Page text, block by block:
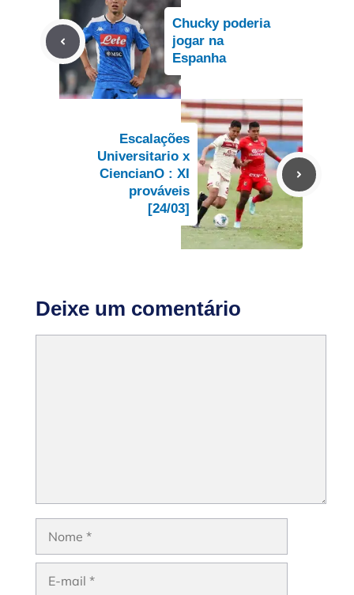
Chucky poderia
jogar na
Espanha
Escalações
Universitario x
CiencianO : XI
prováveis
[24/03]
Deixe um comentário
Nome